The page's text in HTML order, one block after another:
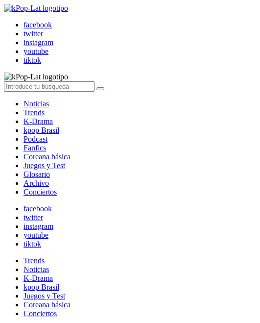
facebook
twitter
instagram
youtube
tiktok
Noticias
Trends
K-Drama
kpop Brasil
Podcast
Fanfics
Coreana básica
Juegos y Test
Glosario
Archivo
Conciertos
facebook
twitter
instagram
youtube
tiktok
Trends
Noticias
K-Drama
kpop Brasil
Juegos y Test
Coreana básica
Conciertos